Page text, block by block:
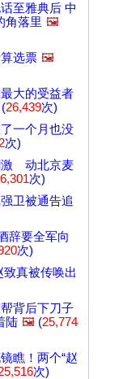
至雅典后 中
角落里 🖼️
选票 🖼️
大的受益者
(26,439次)
一个月也没
次)
激 动北京麦
次)
卫被通告追
辞要全军向
次)
真被传唤出
背后下刀子
陆 🖼️ (25,774
瞧！两个“赵
次)